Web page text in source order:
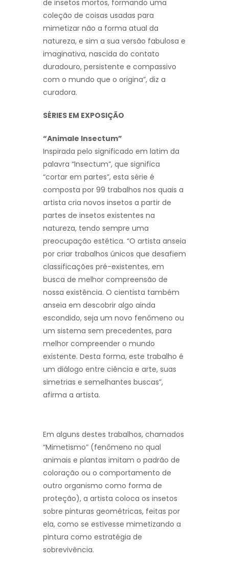
de insetos mortos, formando uma
coleção de coisas usadas para
mimetizar não a forma atual da
natureza, e sim a sua versão fabulosa e
imaginativa, nascida do contato
duradouro, persistente e compassivo
com o mundo que o origina”, diz a
curadora.
SÉRIES EM EXPOSIÇÃO
“Animale Insectum”
Inspirada pelo significado em latim da
palavra “Insectum”, que significa
“cortar em partes”, esta série é
composta por 99 trabalhos nos quais a
artista cria novos insetos a partir de
partes de insetos existentes na
natureza, tendo sempre uma
preocupação estética. “O artista anseia
por criar trabalhos únicos que desafiem
classificações pré-existentes, em
busca de melhor compreensão de
nossa existência. O cientista também
anseia em descobrir algo ainda
escondido, seja um novo fenômeno ou
um sistema sem precedentes, para
melhor compreender o mundo
existente. Desta forma, este trabalho é
um diálogo entre ciência e arte, suas
simetrias e semelhantes buscas”,
afirma a artista.
Em alguns destes trabalhos, chamados
“Mimetismo” (fenômeno no qual
animais e plantas imitam o padrão de
coloração ou o comportamento de
outro organismo como forma de
proteção), a artista coloca os insetos
sobre pinturas geométricas, feitas por
ela, como se estivesse mimetizando a
pintura como estratégia de
sobrevivência.